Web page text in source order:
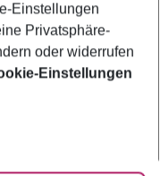
Einstellungen
Privatsphäre-
oder widerrufen
Einstellungen